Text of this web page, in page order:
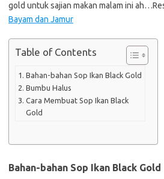
gold untuk sajian makan malam ini
Bayam dan Jamur
Table of Contents
Bahan-bahan Sop Ikan Black Gold
Bumbu Halus
Cara Membuat Sop Ikan Black
Gold
Bahan-bahan Sop Ikan Black Gold